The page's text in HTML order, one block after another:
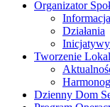
Organizator
Informacja
Działania
Inicjatywy
Tworzenie
Dzienny Dom